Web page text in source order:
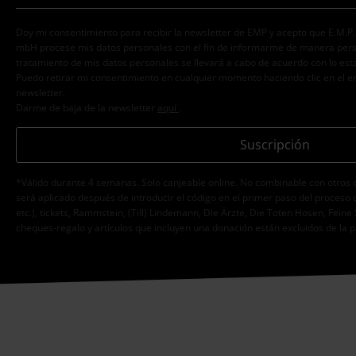
Doy mi consentimiento para recibir la newsletter de EMP y acepto que
mbH procese mis datos personales con el fin de informarme de manera
tratamiento de mis datos personales se llevará a cabo de acuerdo con lo
Puedo retirar mi consentimiento en cualquier momento haciendo clic en el
newsletter.
Darme de baja de la newsletter
aquí
Suscripción
*Válido durante 4 semanas. Solo canjeable online. No combinable con
será aplicado después de introducir el código en el primer paso del proceso
etc.), tickets, Rammstein, (Till) Lindemann, Die Ärzte, Die Toten Hosen,
cheques-regalo y artículos que incluyen una donación están excluidos de la